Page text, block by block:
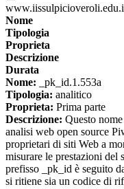
Nome
Tipologia
Proprieta
Descrizione
Durata
Nome: _pk_id.1.553a
Tipologia: analitico
Proprieta: Prima parte
Descrizione: Questo
analisi web open source
proprietari di siti Web a
misurare le prestazioni
prefisso _pk_id è seguito
si ritiene sia un codice di